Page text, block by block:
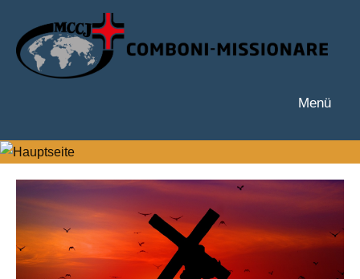
Inhalt
springen
Menü